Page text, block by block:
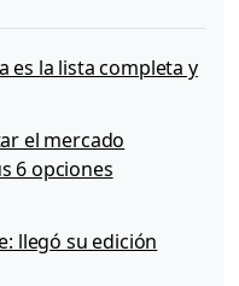
es la lista completa y
el mercado
6 opciones
llegó su edición